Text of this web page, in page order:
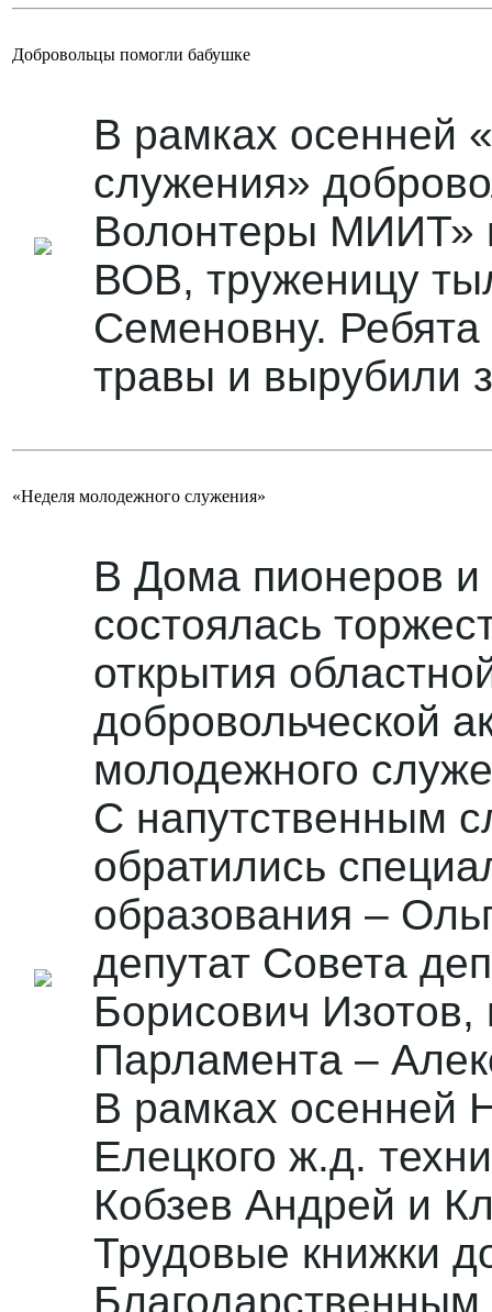
Добровольцы помогли бабушке
В рамках осенней
служения»
Волонтеры МИИТ»
ВОВ, труженицу
Семеновну. Ребята
травы и вырубили
«Неделя молодежного служения»
В Дома пионеров и
состоялась
открытия
добровольческой
молодежного
С напутственным
обратились
образования –
депутат Совета
Борисович
Парламента –
В рамках осенней
Елецкого ж.д.
Кобзев Андрей и
Трудовые книжки